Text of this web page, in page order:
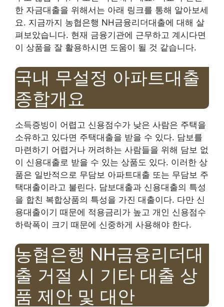
한 자금대출을 위해서는 아래 링크를 통해 알아보세
요. 지금까지 농협은행 NH금융리더대출에 대해 살
펴보았습니다. 현재 금융기관에 근무하고 계시다면
이 상품을 잘 활용하시면 도움이 될 것 같습니다.
국내 무설정 아파트대출
종합개요
소득증빙이 어렵고 신용점수가 낮은 사람은 주택을
소유하고 있다면 주택대출을 받을 수 있다. 담보를
마련하기 어렵거나 꺼려하는 사람들을 위해 담보 없
이 신용대출로 받을 수 있는 상품도 있다. 이러한 상
품은 일반적으로 무담보 아파트대출 또는 무담보 주
택대출이라고 불린다. 담보대출과 신용대출의 특성
을 합친 복합상품의 특성을 가진 대출이다. 다만 신
용대출이기 때문에 적용금리가 높고 개인 신용점수
하락폭이 크기 때문에 신중하게 사용해야 한다.
농협은행 NH금융리더대
출 거절 시 기타 대출 상
품 제안 및 대안